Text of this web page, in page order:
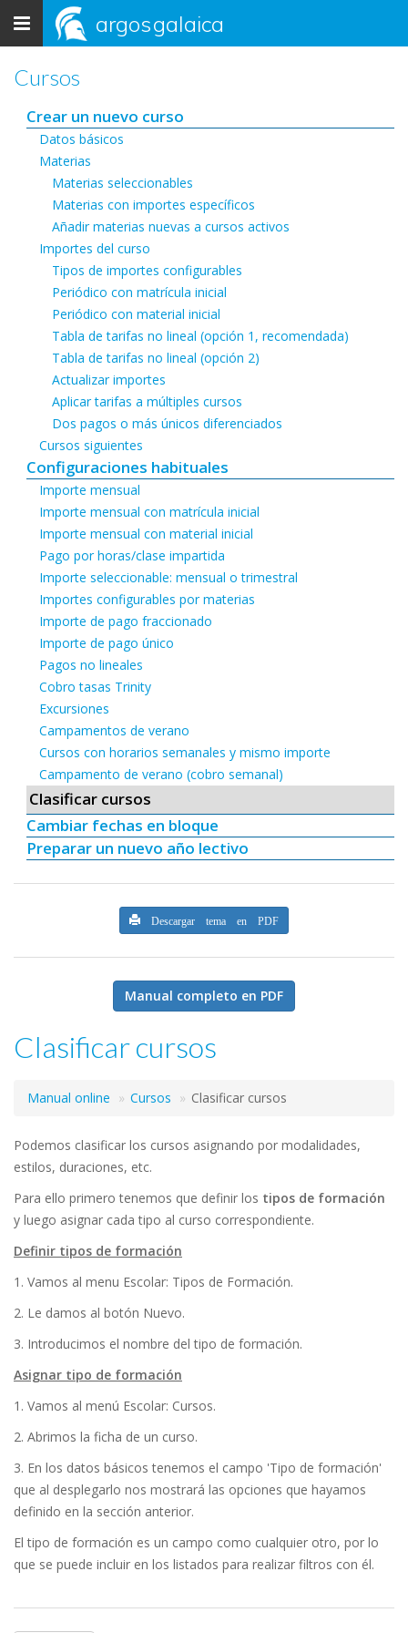
Toggle
navigation
argosgalaica
Cursos
Crear un nuevo curso
Datos básicos
Materias
Materias seleccionables
Materias con importes específicos
Añadir materias nuevas a cursos activos
Importes del curso
Tipos de importes configurables
Periódico con matrícula inicial
Periódico con material inicial
Tabla de tarifas no lineal (opción 1, recomendada)
Tabla de tarifas no lineal (opción 2)
Actualizar importes
Aplicar tarifas a múltiples cursos
Dos pagos o más únicos diferenciados
Cursos siguientes
Configuraciones habituales
Importe mensual
Importe mensual con matrícula inicial
Importe mensual con material inicial
Pago por horas/clase impartida
Importe seleccionable: mensual o trimestral
Importes configurables por materias
Importe de pago fraccionado
Importe de pago único
Pagos no lineales
Cobro tasas Trinity
Excursiones
Campamentos de verano
Cursos con horarios semanales y mismo importe
Campamento de verano (cobro semanal)
Clasificar cursos
Cambiar fechas en bloque
Preparar un nuevo año lectivo
Descargar tema en PDF
Manual completo en PDF
Clasificar cursos
Manual online Cursos Clasificar cursos
Podemos clasificar los cursos asignando por modalidades,
estilos, duraciones, etc.
Para ello primero tenemos que definir los tipos de formación
y luego asignar cada tipo al curso correspondiente.
Definir tipos de formación
1. Vamos al menu Escolar: Tipos de Formación.
2. Le damos al botón Nuevo.
3. Introducimos el nombre del tipo de formación.
Asignar tipo de formación
1. Vamos al menú Escolar: Cursos.
2. Abrimos la ficha de un curso.
3. En los datos básicos tenemos el campo 'Tipo de formación'
que al desplegarlo nos mostrará las opciones que hayamos
definido en la sección anterior.
El tipo de formación es un campo como cualquier otro, por lo
que se puede incluir en los listados para realizar filtros con él.